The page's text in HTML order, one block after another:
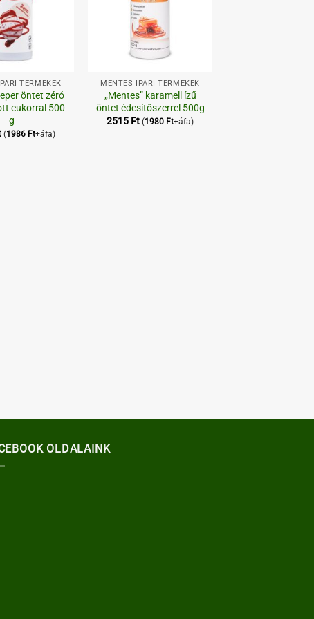
TERMÉKEK
öntet zéró
cukorral 500
g
(1986 Ft+áfa)
MENTES IPARI TERMÉKEK
„Mentes” karamell ízű
öntet édesítőszerrel 500g
2515 Ft (1980 Ft+áfa)
OLDALAINK